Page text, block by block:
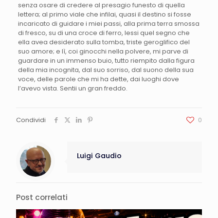
senza osare di credere al presagio funesto di quella
lettera; al primo viale che infilai, quasi il destino si fosse
incaricato di guidare i miei passi, alla prima terra smossa
di fresco, su di una croce di ferro, lessi quel segno che
ella avea desiderato sulla tomba, triste geroglifico del
suo amore; e lì, coi ginocchi nella polvere, mi parve di
guardare in un immenso buio, tutto riempito dalla figura
della mia incognita, dal suo sorriso, dal suono della sua
voce, delle parole che mi ha dette, dai luoghi dove
l’avevo vista. Sentii un gran freddo.
Condividi 0
Luigi Gaudio
Post correlati